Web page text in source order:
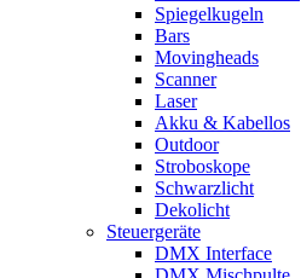
Spiegelkugeln
Bars
Movingheads
Scanner
Laser
Akku & Kabellos
Outdoor
Stroboskope
Schwarzlicht
Dekolicht
Steuergeräte
DMX Interface